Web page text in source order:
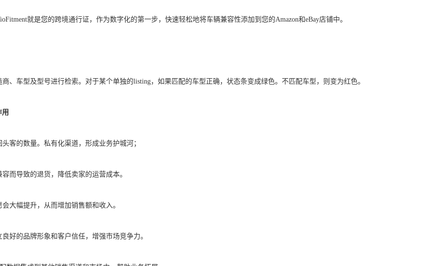
就是您的跨境通行证，作为数字化的第一步，快速轻松地将车辆兼容性添加到您的Amazon和eBay店铺中。
、车型及型号进行检索。对于某个单独的listing，如果匹配的车型正确，状态条变成绿色。不匹配车型，则变为红色。
客的数量。私有化渠道，形成业务护城河；
而导致的退货，降低卖家的运营成本。
大幅提升，从而增加销售额和收入。
好的品牌形象和客户信任，增强市场竞争力。